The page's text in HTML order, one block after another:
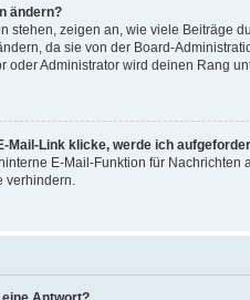
ändern?
stehen, zeigen an, wie viele Beiträge
da sie von der Board-
oder Administrator wird deinen Rang
Mail-Link klicke, werde ich
E-Mail-Funktion für
verhindern.